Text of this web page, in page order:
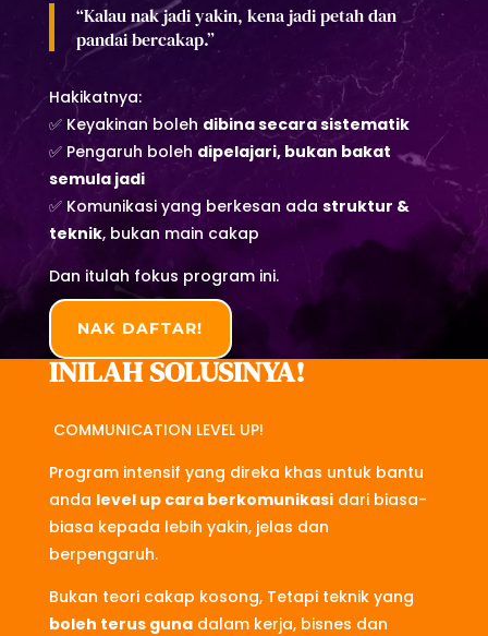
“Kalau nak jadi yakin, kena jadi petah dan
pandai bercakap.”
Hakikatnya:
✅ Keyakinan boleh dibina secara sistematik
✅ Pengaruh boleh dipelajari, bukan bakat
semula jadi
✅ Komunikasi yang berkesan ada struktur &
teknik, bukan main cakap
Dan itulah fokus program ini.
NAK DAFTAR!
INILAH SOLUSINYA!
COMMUNICATION LEVEL UP!
Program intensif yang direka khas untuk bantu
anda level up cara berkomunikasidari biasa-
biasa kepada lebih yakin, jelas dan
berpengaruh.
Bukan teori cakap kosong, Tetapi teknik yang
boleh terus gunadalam kerja, bisnes dan